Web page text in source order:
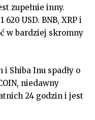
zupełnie inny.
620 USD. BNB, XRP i
w bardziej skromny
Shiba Inu spadły o
niedawny
24 godzin i jest